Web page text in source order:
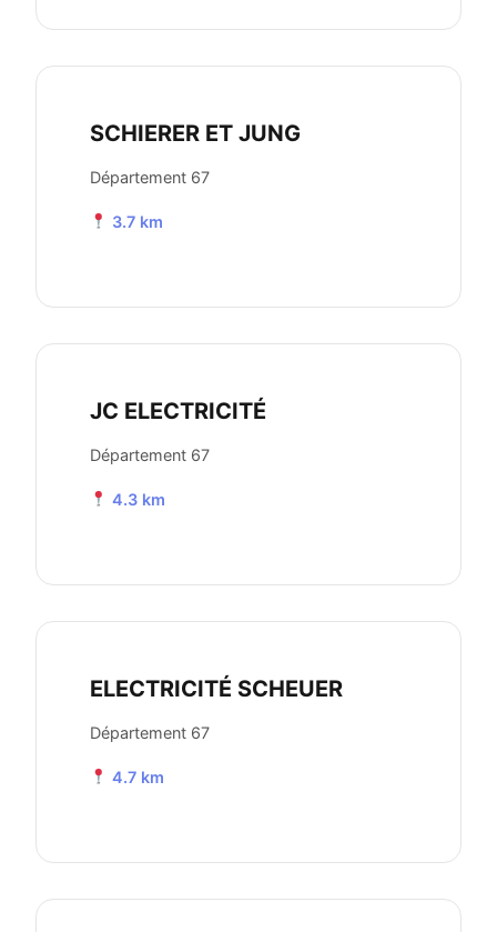
SCHIERER ET JUNG
Département 67
3.7 km
JC ELECTRICITÉ
Département 67
4.3 km
ELECTRICITÉ SCHEUER
Département 67
4.7 km